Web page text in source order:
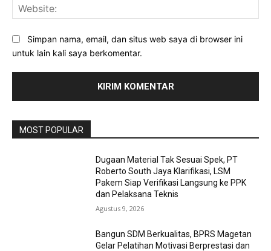
Simpan nama, email, dan situs web saya di browser ini
untuk lain kali saya berkomentar.
MOST POPULAR
Dugaan Material Tak Sesuai Spek, PT
Roberto South Jaya Klarifikasi, LSM
Pakem Siap Verifikasi Langsung ke PPK
dan Pelaksana Teknis
Agustus 9, 2026
Bangun SDM Berkualitas, BPRS Magetan
Gelar Pelatihan Motivasi Berprestasi dan